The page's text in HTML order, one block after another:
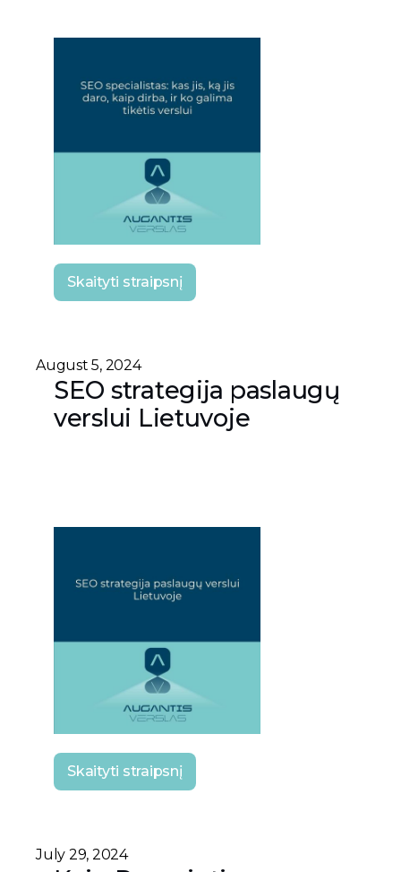
Skaityti straipsnį
August 5, 2024
SEO strategija paslaugų
verslui Lietuvoje
Skaityti straipsnį
July 29, 2024